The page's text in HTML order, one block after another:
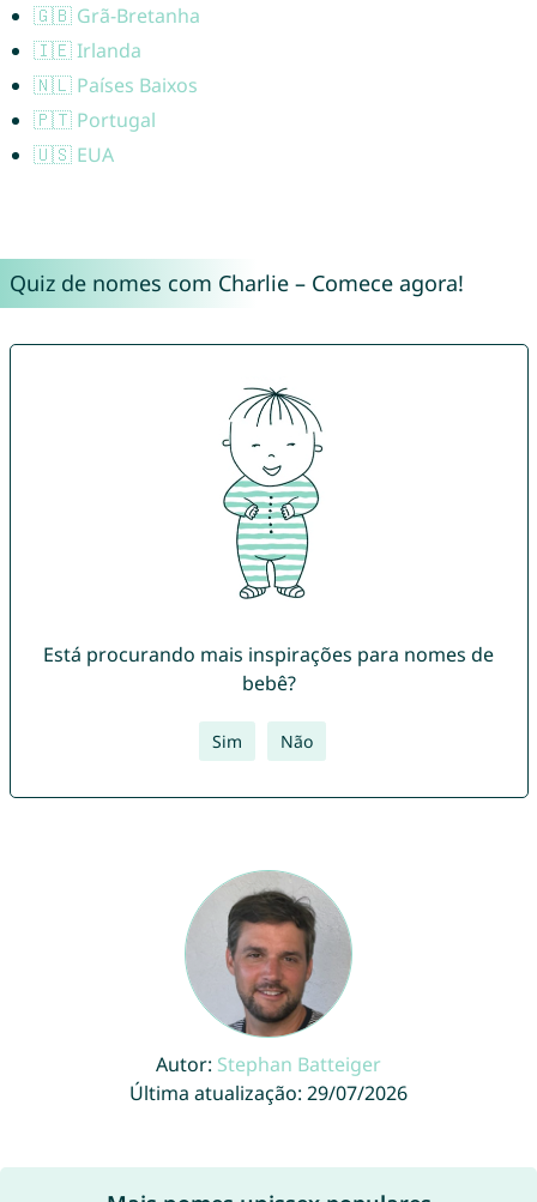
🇬🇧 Grã-Bretanha
🇮🇪 Irlanda
🇳🇱 Países Baixos
🇵🇹 Portugal
🇺🇸 EUA
Quiz de nomes com Charlie – Comece agora!
Está procurando mais inspirações para nomes de
bebê?
Sim Não
Autor: Stephan Batteiger
Última atualização: 29/07/2026